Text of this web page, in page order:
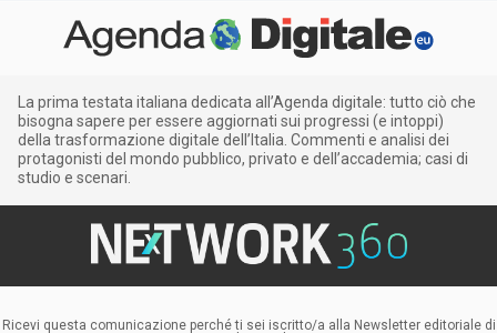
La prima testata italiana dedicata all’Agenda digitale: tutto ciò che
bisogna sapere per essere aggiornati sui progressi (e intoppi)
della trasformazione digitale dell’Italia. Commenti e analisi dei
protagonisti del mondo pubblico, privato e dell’accademia; casi di
studio e scenari.
Ricevi questa comunicazione perché ti sei iscritto/a alla Newsletter editoriale di